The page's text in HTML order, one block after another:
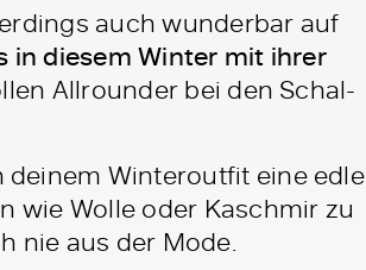
auch wunderbar auf
in diesem Winter mit ihrer
Allrounder bei den Schal-
deinem Winteroutfit eine edle
wie Wolle oder Kaschmir zu
nie aus der Mode.